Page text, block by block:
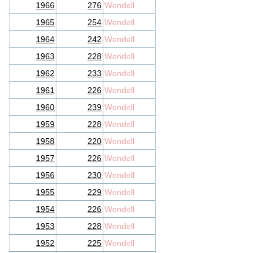
1966
276 Wendell
1965
254 Wendell
1964
242 Wendell
1963
228 Wendell
1962
233 Wendell
1961
226 Wendell
1960
239 Wendell
1959
228 Wendell
1958
220 Wendell
1957
226 Wendell
1956
230 Wendell
1955
229 Wendell
1954
226 Wendell
1953
228 Wendell
1952
225 Wendell